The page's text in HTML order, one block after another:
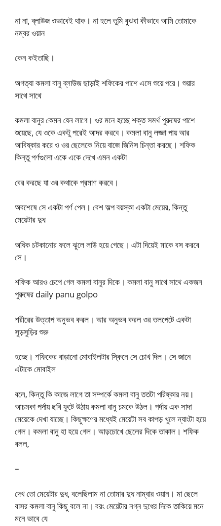
না না, ব্লাউজ ওভাবেই থাক। না হলে তুমি বুঝবা কীভাবে আমি তোমাকে
নম্বর ওয়ান
কেন কইতাছি।
অগত্যা কমলা বানু ব্লাউজ ছাড়াই শফিকের পাশে এসে শুয়ে পরে। শুয়ার
সাথে সাথে
কমলা বানুর কেমন যেন লাগে। ওর মনে হচ্ছে শক্ত সমর্থ পুরুষের পাশে
শুয়েছে, যে ওকে একটু পরেই আদর করবে। কমলা বানু লজ্জা পায় আর
আবিষ্কার করে ও ওর ছেলেকে নিয়ে বাজে জিনিস চিন্তা করছে। শফিক
কিন্তু পর্ণগুলো একে একে দেখে এমন একটা
বের করছে যা ওর কথাকে প্রমাণ করবে।
অবশেষে সে একটা পর্ণ পেল। বেশ অল্প বয়স্কা একটা মেয়ের, কিন্তু
মেয়েটার দুধ
অধিক চটকানোর ফলে ঝুলে লাউ হয়ে গেছে। এটা দিয়েই মাকে বস করবে
সে।
শফিক আরও চেপে গেল কমলা বানুর দিকে। কমলা বানু সাথে সাথে একজন
পুরুষের daily panu golpo
শরীরের উত্তাপ অনুভব করল। আর অনুভব করল ওর তলপেটে একটা
সুড়সুড়ির শুরু
হচ্ছে। শফিকের বাড়ানো মোবাইলটার স্কিনে সে চোখ দিল। সে জানে
এটাকে মোবাইল
বলে, কিন্তু কি কাজে লাগে তা সম্পর্কে কমলা বানু ততটা পরিষ্কার নয়।
আচমকা পর্দায় ছবি ফুটে উঠায় কমলা বানু চমকে উঠল। পর্দায় এক সাদা
মেয়েকে দেখা যাচ্ছে। কিছুক্ষণের মধ্যেই মেয়েটা সব কাপড় খুলে ন্যাংটা হয়ে
গেল। কমলা বানু হা হয়ে গেল। আড়চোখে ছেলের দিকে তাকাল। শফিক
বলল,
–
দেখ তো মেয়েটার দুধ, বলেছিলাম না তোমার দুধ নাম্বার ওয়ান। মা ছেলে
বাসর কমলা বানু কিছু বলে না। বরং মেয়েটার নগ্ন দুধের দিকে তাকিয়ে মনে
মনে ভাবে যে